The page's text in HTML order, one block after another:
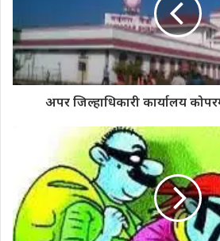
अपर जिल्हाधिकारी कार्यालय